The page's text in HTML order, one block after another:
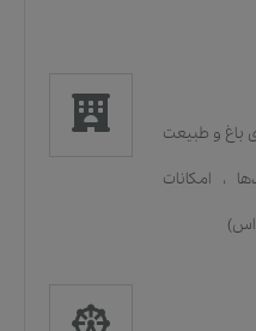
باغ و طبیعت
، امکانات